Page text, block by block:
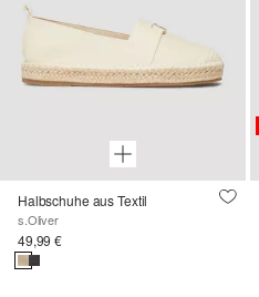
Halbschuhe aus Textil
s.Oliver
49,99 €